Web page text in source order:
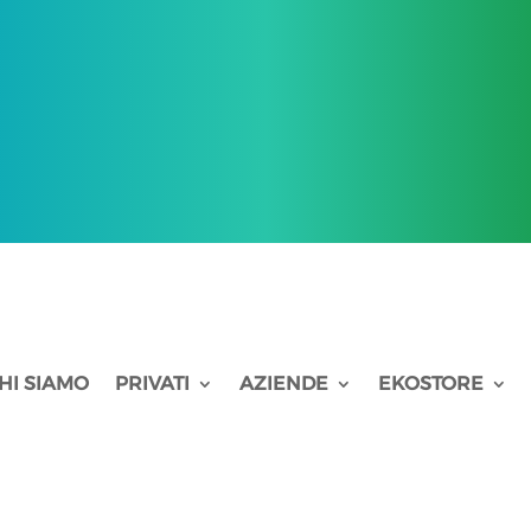
SIAMO PRIVATI AZIENDE EKOSTORE